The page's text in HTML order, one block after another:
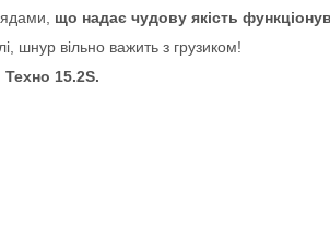
що надає чудову якість
шнур вільно важить з грузиком!
15.2S.